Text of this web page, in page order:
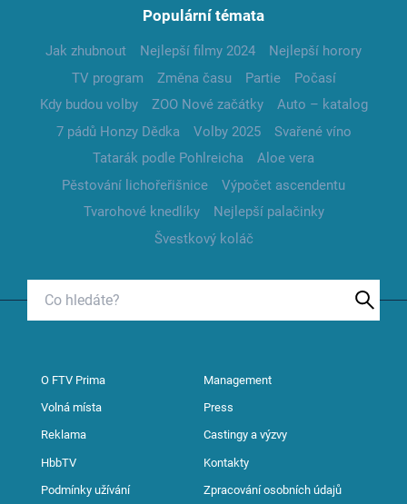
Populární témata
Jak zhubnout Nejlepší filmy 2024
Nejlepší horory
TV program
Změna času Partie
Počasí
Kdy budou volby
ZOO Nové začátky
Auto – katalog
7 pádů Honzy Dědka
Volby 2025
Svařené víno
Tatarák podle Pohlreicha
Aloe vera
Pěstování lichořeřišnice
Výpočet ascendentu
Tvarohové knedlíky
Nejlepší palačinky
Švestkový koláč
O FTV Prima Management
Volná místa Press
Reklama Castingy a výzvy
HbbTV Kontakty
Podmínky užívání Zpracování osobních údajů